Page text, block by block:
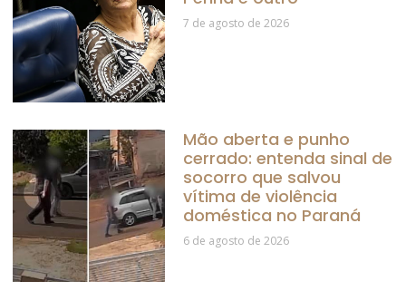
7 de agosto de 2026
Mão aberta e punho
cerrado: entenda sinal de
socorro que salvou
vítima de violência
doméstica no Paraná
6 de agosto de 2026